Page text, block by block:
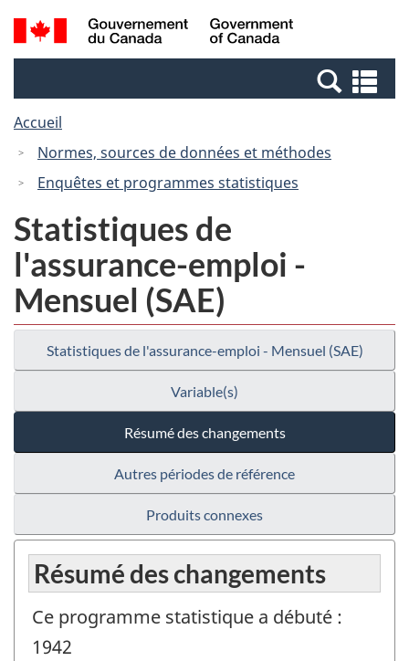
Passer
au
Passer
à
Canada
Recherche
et
et
Accueil
Normes, sources de données et méthodes
Enquêtes et programmes statistiques
Statistiques de
l'assurance-emploi -
Mensuel (SAE)
Statistiques de l'assurance-emploi - Mensuel (SAE)
Variable(s)
Résumé des changements
Autres périodes de référence
Produits connexes
Résumé des changements
Ce programme statistique a débuté :
1942